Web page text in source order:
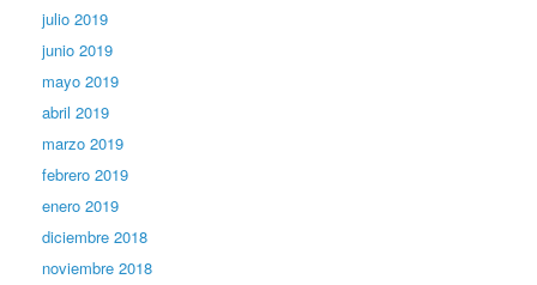
julio 2019
junio 2019
mayo 2019
abril 2019
marzo 2019
febrero 2019
enero 2019
diciembre 2018
noviembre 2018